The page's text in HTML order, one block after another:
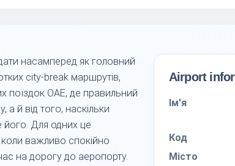
насамперед як головний
city-break маршрутів,
поїздок ОАЕ, де правильний
а й від того, наскільки
його. Для одних це
коли важливо спокійно
на дорогу до аеропорту.
Airport
Ім'я
Код
Місто